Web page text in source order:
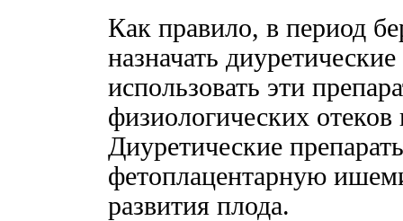
Как правило, в период
назначать
использовать эти
физиологических
Диуретические
фетоплацентарную
развития плода.